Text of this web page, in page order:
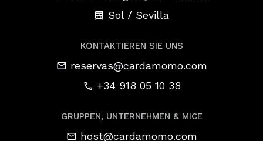
Sol / Sevilla
KONTAKTIEREN SIE UNS
reservas@cardamomo.com
+34 918 05 10 38
GRUPPEN, UNTERNEHMEN & MICE
host@cardamomo.com